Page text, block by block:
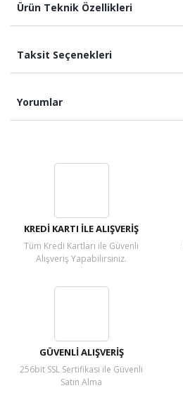
Ürün Teknik Özellikleri
Taksit Seçenekleri
Yorumlar
KREDİ KARTI İLE ALIŞVERİŞ
Tüm Kredi Kartları ile Güvenli
Alışveriş Yapabilirsiniz.
GÜVENLİ ALIŞVERİŞ
256bit SSL Sertifikası ile Güvenli
Satın Alma